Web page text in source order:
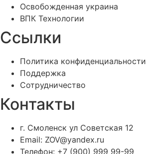
Освобожденная украина
ВПК Технологии
Ссылки
Политика конфиденциальности
Поддержка
Сотрудничество
Контакты
г. Смоленск ул Советская 12
Email: ZOV@yandex.ru
Телефон: +7 (900) 999 99-99